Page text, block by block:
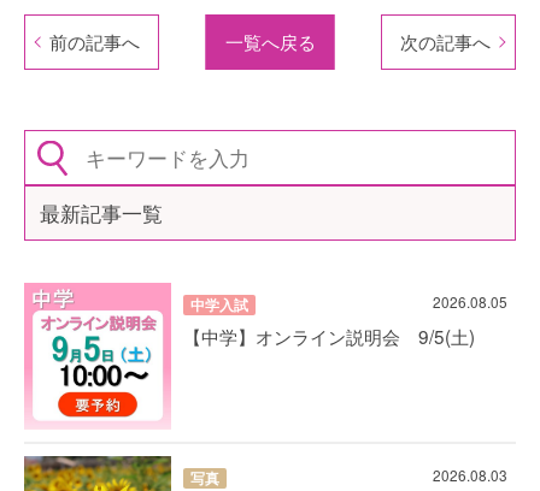
前の記事へ 一覧へ戻る 次の記事へ
最新記事一覧
中学入試 2026.08.05
【中学】オンライン説明会 9/5(土)
写真 2026.08.03